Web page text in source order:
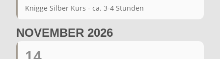
Knigge Silber Kurs - ca. 3-4 Stunden
NOVEMBER 2026